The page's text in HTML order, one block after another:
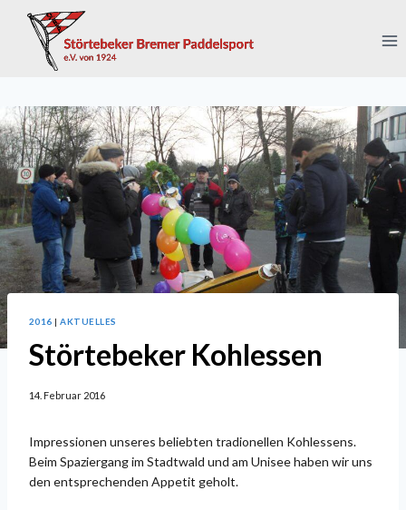
Inhalt
springen
2016 |AKTUELLES
Störtebeker Kohlessen
14. Februar 2016
Impressionen unseres beliebten tradionellen Kohlessens.
Beim Spaziergang im Stadtwald und am Unisee haben wir uns
den entsprechenden Appetit geholt.